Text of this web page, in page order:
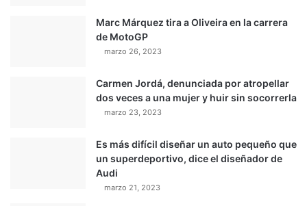
Marc Márquez tira a Oliveira en la carrera
de MotoGP
marzo 26, 2023
Carmen Jordá, denunciada por atropellar
dos veces a una mujer y huir sin socorrerla
marzo 23, 2023
Es más difícil diseñar un auto pequeño que
un superdeportivo, dice el diseñador de
Audi
marzo 21, 2023